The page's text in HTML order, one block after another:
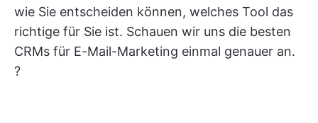
wie Sie entscheiden können, welches Tool das
richtige für Sie ist. Schauen wir uns die besten
CRMs für E-Mail-Marketing einmal genauer an.
?